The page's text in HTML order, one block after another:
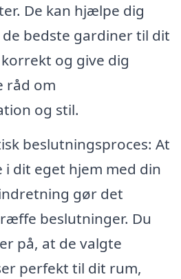
De kan hjælpe dig
bedste gardiner til dit
og give dig
råd om
og stil.
beslutningsproces: At
i dit eget hjem med din
gør det
beslutninger. Du
på, at de valgte
perfekt til dit rum,